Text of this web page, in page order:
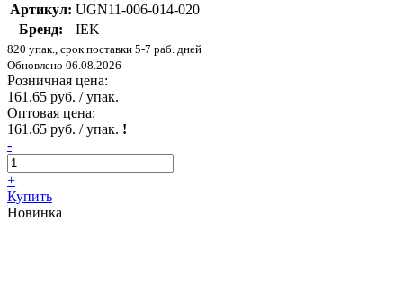
Артикул: UGN11-006-014-020
Бренд:
IEK
820 упак., срок поставки 5-7 раб. дней
Обновлено 06.08.2026
Розничная цена:
161.65 руб. / упак.
Оптовая цена:
161.65 руб. / упак. !
-
+
Купить
Новинка